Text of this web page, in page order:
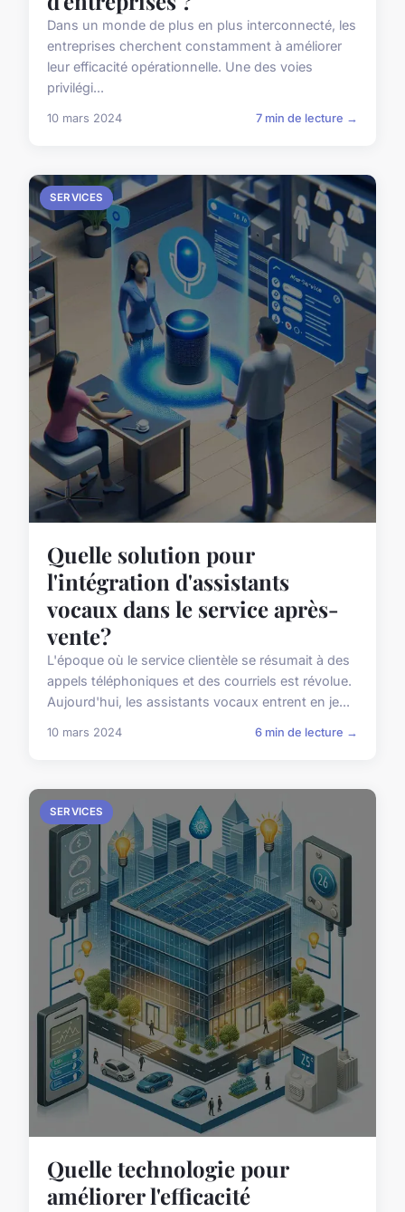
Dans un monde de plus en plus interconnecté, les
entreprises cherchent constamment à améliorer
leur efficacité opérationnelle. Une des voies
privilégi...
10 mars 2024 7 min de lecture →
SERVICES
Quelle solution pour
l'intégration d'assistants
vocaux dans le service après-
vente?
L'époque où le service clientèle se résumait à des
appels téléphoniques et des courriels est révolue.
Aujourd'hui, les assistants vocaux entrent en je...
10 mars 2024 6 min de lecture →
SERVICES
Quelle technologie pour
améliorer l'efficacité